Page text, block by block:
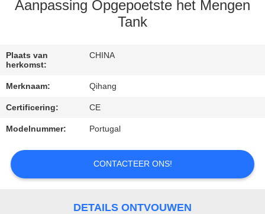
VERZOEK
OM
CITAAT
NIEUWS
Aanpassing Opgepoetste het Mengen
Tank
Plaats van
herkomst:
CHINA
Merknaam: Qihang
Certificering: CE
Modelnummer: Portugal
CONTACTEER ONS!
DETAILS ONTVOUWEN